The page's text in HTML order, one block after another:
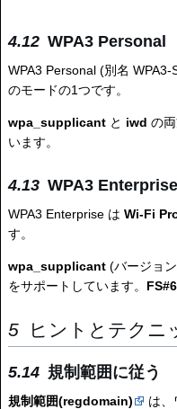
WPA3 Personal
WPA3 Personal (別名 WPA3-
のモードの1つです。
wpa_supplicant と iwd の
います。
WPA3 Enterprise
WPA3 Enterprise は Wi-Fi
す。
wpa_supplicant (バージョ
をサポートしています。
ヒントとテクニ
規制範囲に従う
規制範囲(regdomain)
は、